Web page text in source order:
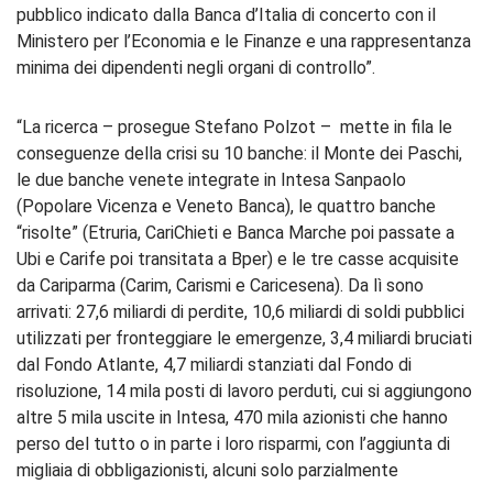
pubblico indicato dalla Banca d’Italia di concerto con il
Ministero per l’Economia e le Finanze e una rappresentanza
minima dei dipendenti negli organi di controllo”.
“La ricerca – prosegue Stefano Polzot – mette in fila le
conseguenze della crisi su 10 banche: il Monte dei Paschi,
le due banche venete integrate in Intesa Sanpaolo
(Popolare Vicenza e Veneto Banca), le quattro banche
“risolte” (Etruria, CariChieti e Banca Marche poi passate a
Ubi e Carife poi transitata a Bper) e le tre casse acquisite
da Cariparma (Carim, Carismi e Caricesena). Da lì sono
arrivati: 27,6 miliardi di perdite, 10,6 miliardi di soldi pubblici
utilizzati per fronteggiare le emergenze, 3,4 miliardi bruciati
dal Fondo Atlante, 4,7 miliardi stanziati dal Fondo di
risoluzione, 14 mila posti di lavoro perduti, cui si aggiungono
altre 5 mila uscite in Intesa, 470 mila azionisti che hanno
perso del tutto o in parte i loro risparmi, con l’aggiunta di
migliaia di obbligazionisti, alcuni solo parzialmente